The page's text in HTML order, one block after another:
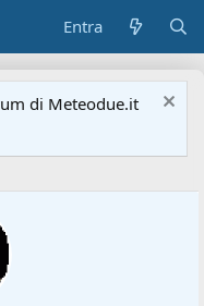
Entra
di Meteodue.it